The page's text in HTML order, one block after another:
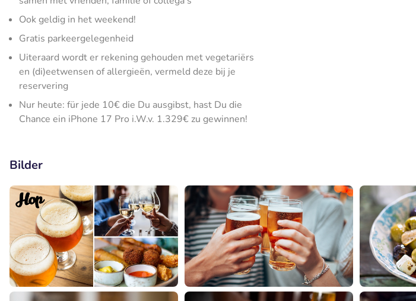
Ook geldig in het weekend!
Gratis parkeergelegenheid
Uiteraard wordt er rekening gehouden met vegetariërs
en (di)eetwensen of allergieën, vermeld deze bij je
reservering
Nur heute: für jede 10€ die Du ausgibst, hast Du die
Chance ein iPhone 17 Pro i.W.v. 1.329€ zu gewinnen!
Bilder